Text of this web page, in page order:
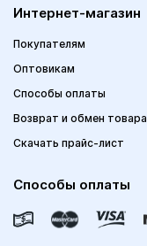
Интернет-магазин
Покупателям
Оптовикам
Способы оплаты
Возврат и обмен товара
Скачать прайс-лист
Способы оплаты